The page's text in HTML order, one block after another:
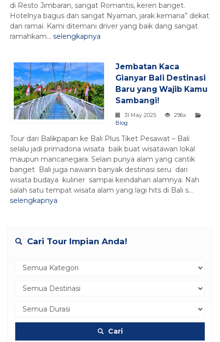
di Resto Jimbaran, sangat Romantis, keren banget.
Hotelnya bagus dan sangat Nyaman, jarak kemana” dekat
dan ramai. Kami ditemani driver yang baik dang sangat
ramahkam... selengkapnya
Jembatan Kaca
Gianyar Bali Destinasi
Baru yang Wajib Kamu
Sambangi!
31 May 2025
296x
Blog
Tour dari Balikpapan ke Bali Plus Tiket Pesawat – Bali
selalu jadi primadona wisata baik buat wisatawan lokal
maupun mancanegara. Selain punya alam yang cantik
banget Bali juga nawarin banyak destinasi seru dari
wisata budaya kuliner sampai keindahan alamnya. Nah
salah satu tempat wisata alam yang lagi hits di Bali s...
selengkapnya
Cari Tour Impian Anda!
Cari